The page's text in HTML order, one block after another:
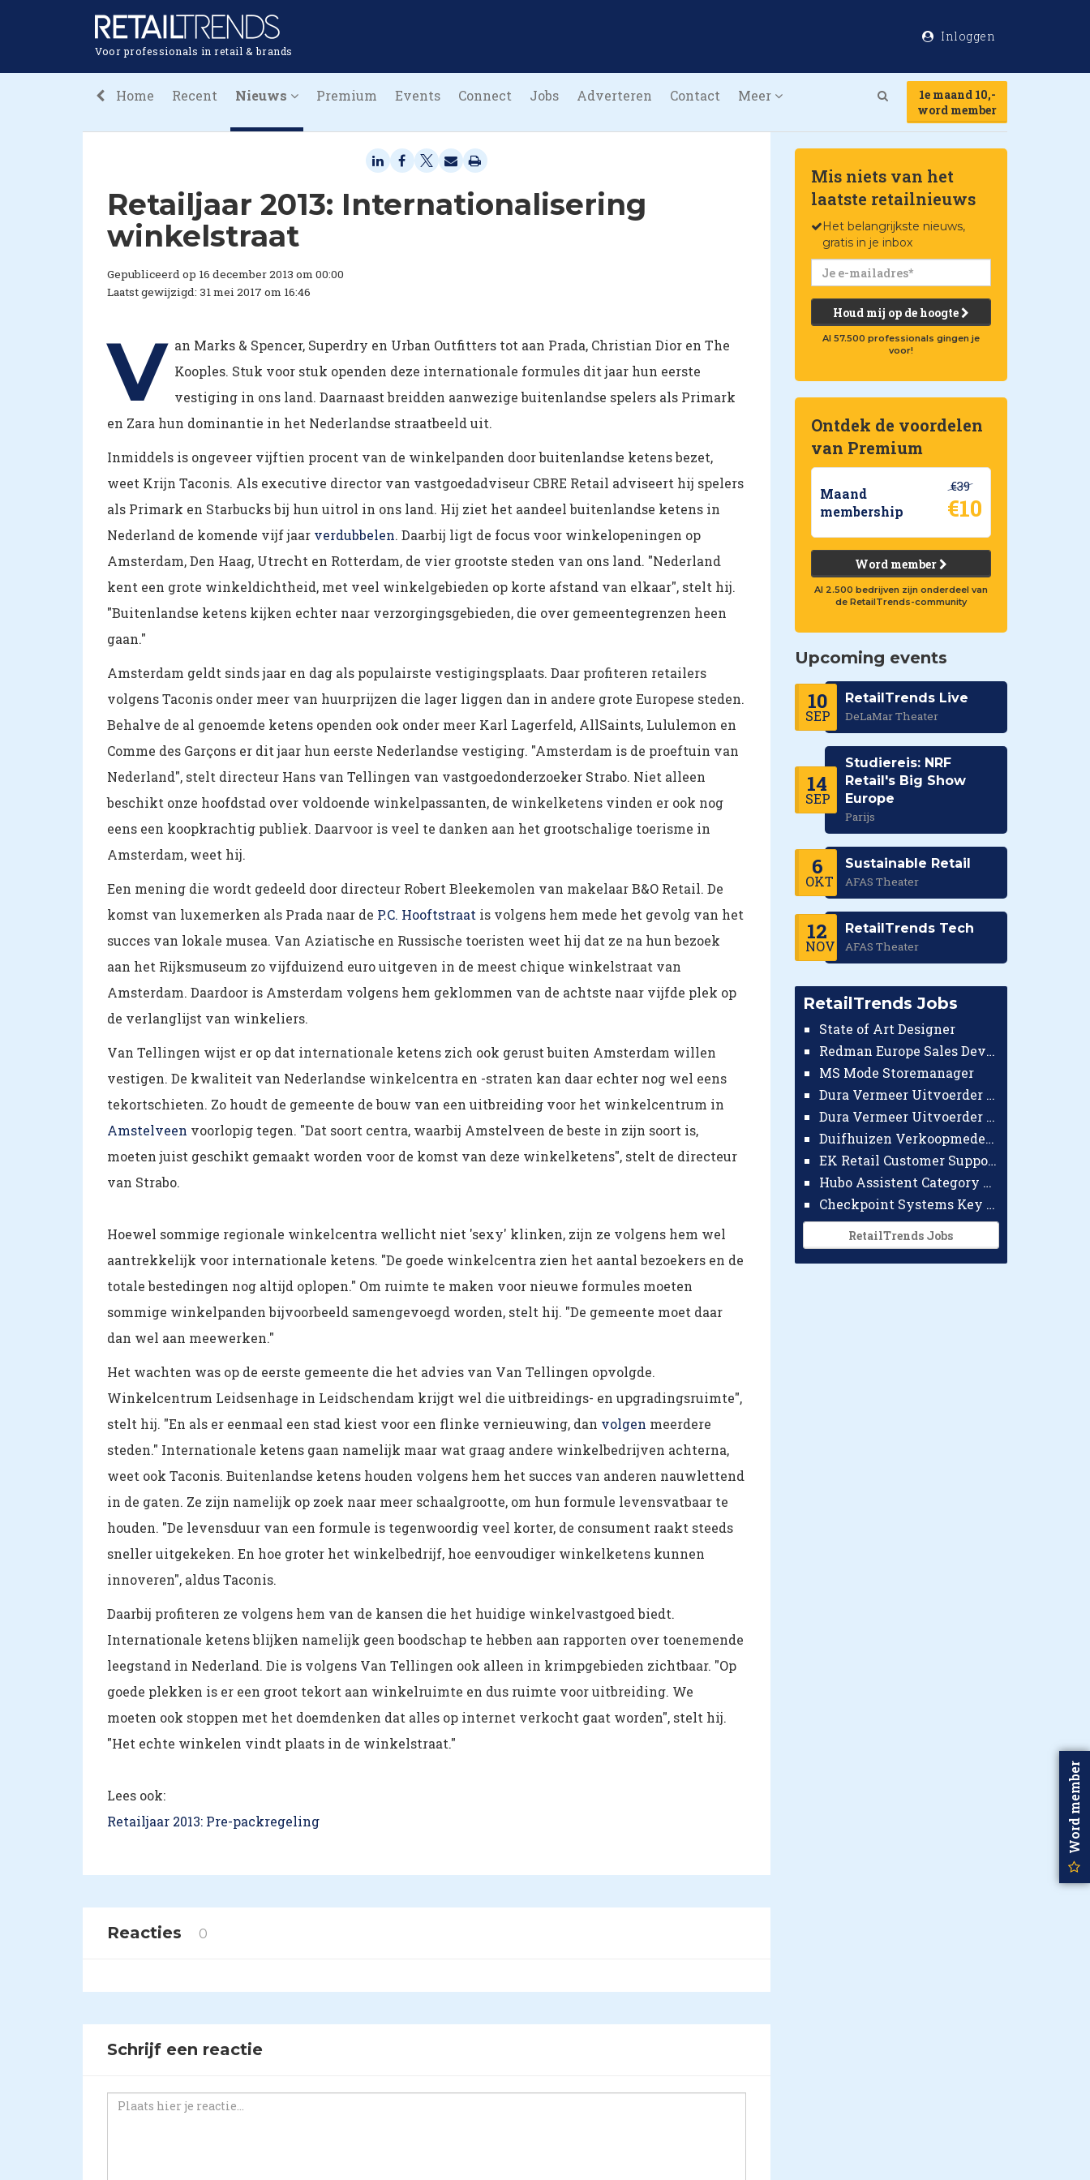
Voor professionals in retail & brands
Inloggen
Home Recent Nieuws Premium Events Connect Jobs Adverteren Contact Meer
1e maand 10,-
word member
Retailjaar 2013: Internationalisering
winkelstraat
Gepubliceerd op 16 december 2013 om 00:00
Laatst gewijzigd: 31 mei 2017 om 16:46
V an Marks & Spencer, Superdry en Urban Outfitters tot aan Prada, Christian Dior en The
Kooples. Stuk voor stuk openden deze internationale formules dit jaar hun eerste
vestiging in ons land. Daarnaast breidden aanwezige buitenlandse spelers als Primark
en Zara hun dominantie in het Nederlandse straatbeeld uit.
Inmiddels is ongeveer vijftien procent van de winkelpanden door buitenlandse ketens bezet,
weet Krijn Taconis. Als executive director van vastgoedadviseur CBRE Retail adviseert hij spelers
als Primark en Starbucks bij hun uitrol in ons land. Hij ziet het aandeel buitenlandse ketens in
Nederland de komende vijf jaar verdubbelen. Daarbij ligt de focus voor winkelopeningen op
Amsterdam, Den Haag, Utrecht en Rotterdam, de vier grootste steden van ons land. "Nederland
kent een grote winkeldichtheid, met veel winkelgebieden op korte afstand van elkaar", stelt hij.
"Buitenlandse ketens kijken echter naar verzorgingsgebieden, die over gemeentegrenzen heen
gaan."
Amsterdam geldt sinds jaar en dag als populairste vestigingsplaats. Daar profiteren retailers
volgens Taconis onder meer van huurprijzen die lager liggen dan in andere grote Europese steden.
Behalve de al genoemde ketens openden ook onder meer Karl Lagerfeld, AllSaints, Lululemon en
Comme des Garçons er dit jaar hun eerste Nederlandse vestiging. "Amsterdam is de proeftuin van
Nederland", stelt directeur Hans van Tellingen van vastgoedonderzoeker Strabo. Niet alleen
beschikt onze hoofdstad over voldoende winkelpassanten, de winkelketens vinden er ook nog
eens een koopkrachtig publiek. Daarvoor is veel te danken aan het grootschalige toerisme in
Amsterdam, weet hij.
Een mening die wordt gedeeld door directeur Robert Bleekemolen van makelaar B&O Retail. De
komst van luxemerken als Prada naar de P.C. Hooftstraat is volgens hem mede het gevolg van het
succes van lokale musea. Van Aziatische en Russische toeristen weet hij dat ze na hun bezoek
aan het Rijksmuseum zo vijfduizend euro uitgeven in de meest chique winkelstraat van
Amsterdam. Daardoor is Amsterdam volgens hem geklommen van de achtste naar vijfde plek op
de verlanglijst van winkeliers.
Van Tellingen wijst er op dat internationale ketens zich ook gerust buiten Amsterdam willen
vestigen. De kwaliteit van Nederlandse winkelcentra en -straten kan daar echter nog wel eens
tekortschieten. Zo houdt de gemeente de bouw van een uitbreiding voor het winkelcentrum in
Amstelveen voorlopig tegen. "Dat soort centra, waarbij Amstelveen de beste in zijn soort is,
moeten juist geschikt gemaakt worden voor de komst van deze winkelketens", stelt de directeur
van Strabo.
Hoewel sommige regionale winkelcentra wellicht niet 'sexy' klinken, zijn ze volgens hem wel
aantrekkelijk voor internationale ketens. "De goede winkelcentra zien het aantal bezoekers en de
totale bestedingen nog altijd oplopen." Om ruimte te maken voor nieuwe formules moeten
sommige winkelpanden bijvoorbeeld samengevoegd worden, stelt hij. "De gemeente moet daar
dan wel aan meewerken."
Het wachten was op de eerste gemeente die het advies van Van Tellingen opvolgde.
Winkelcentrum Leidsenhage in Leidschendam krijgt wel die uitbreidings- en upgradingsruimte",
stelt hij. "En als er eenmaal een stad kiest voor een flinke vernieuwing, dan volgen meerdere
steden." Internationale ketens gaan namelijk maar wat graag andere winkelbedrijven achterna,
weet ook Taconis. Buitenlandse ketens houden volgens hem het succes van anderen nauwlettend
in de gaten. Ze zijn namelijk op zoek naar meer schaalgrootte, om hun formule levensvatbaar te
houden. "De levensduur van een formule is tegenwoordig veel korter, de consument raakt steeds
sneller uitgekeken. En hoe groter het winkelbedrijf, hoe eenvoudiger winkelketens kunnen
innoveren", aldus Taconis.
Daarbij profiteren ze volgens hem van de kansen die het huidige winkelvastgoed biedt.
Internationale ketens blijken namelijk geen boodschap te hebben aan rapporten over toenemende
leegstand in Nederland. Die is volgens Van Tellingen ook alleen in krimpgebieden zichtbaar. "Op
goede plekken is er een groot tekort aan winkelruimte en dus ruimte voor uitbreiding. We
moeten ook stoppen met het doemdenken dat alles op internet verkocht gaat worden", stelt hij.
"Het echte winkelen vindt plaats in de winkelstraat."
Lees ook:
Retailjaar 2013: Pre-packregeling
Reacties 0
Schrijf een reactie
Mis niets van het
laatste retailnieuws
Het belangrijkste nieuws,
gratis in je inbox
Houd mij op de hoogte
Al 57.500 professionals gingen je
voor!
Ontdek de voordelen
van Premium
Maand
membership
€39
€10
Word member
Al 2.500 bedrijven zijn onderdeel van
de RetailTrends-community
Upcoming events
10
SEP
RetailTrends Live
DeLaMar Theater
14
SEP
Studiereis: NRF
Retail's Big Show
Europe
Parijs
6
OKT
Sustainable Retail
AFAS Theater
12
NOV
RetailTrends Tech
AFAS Theater
RetailTrends Jobs
State of Art Designer
Redman Europe Sales Developer (Europe)
MS Mode Storemanager
Dura Vermeer Uitvoerder GWW Amsterdam
Dura Vermeer Uitvoerder Civiel Nijmegen
Duifhuizen Verkoopmedewerker Ridderkerk
EK Retail Customer Support Omnichannel
Hubo Assistent Category Manager
Checkpoint Systems Key Accountmanager Benelux
RetailTrends Jobs
Word member